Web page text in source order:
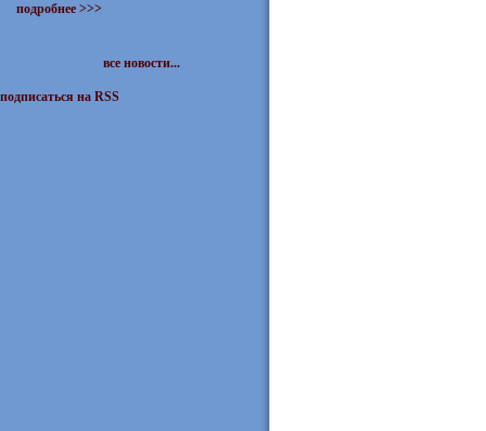
подробнее >>>
все новости...
подписаться на RSS